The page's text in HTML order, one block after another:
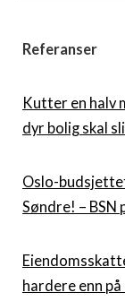
Referanser
Kutter en halv
dyr bolig skal
Oslo-
Søndre! – BSN
hardere enn